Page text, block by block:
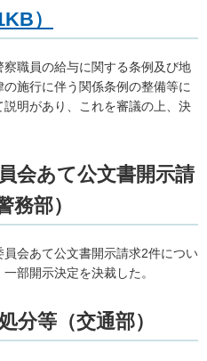
）
職員の給与に関する条例及び地
施行に伴う関係条例の整備等に
明があり、これを審議の上、決
会あて公文書開示請
務部）
会あて公文書開示請求2件につい
部開示決定を決裁した。
分等（交通部）